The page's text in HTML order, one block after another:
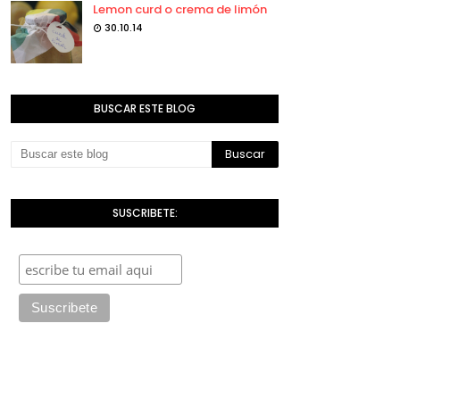
Lemon curd o crema de limón
30.10.14
BUSCAR ESTE BLOG
SUSCRIBETE: